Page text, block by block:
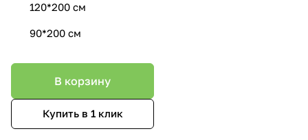
120*200 см
90*200 см
В корзину
Купить в 1 клик